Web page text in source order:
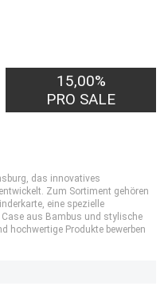
15,00%
PRO SALE
das innovatives
Zum Sortiment gehören
eine spezielle
aus Bambus und stylische
hochwertige Produkte bewerben